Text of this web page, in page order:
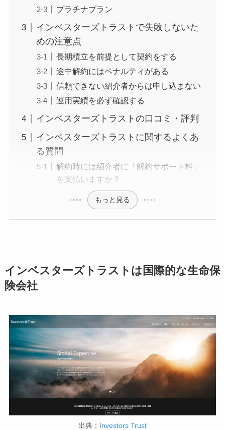
プラチナプラン
インベスターズトラストで失敗しないた
めの注意点
長期積立を前提として契約をする
途中解約にはペナルティがある
信頼できない紹介者からは申し込まない
運用実績を必ず確認する
インベスターズトラストの口コミ・評判
インベスターズトラストに関するよくあ
る質問
解約時には紹介者に「解約サポート料」
を支払いますか？
もっと見る
インベスターズトラストは国際的な生命保
険会社
出典： Investors Trust